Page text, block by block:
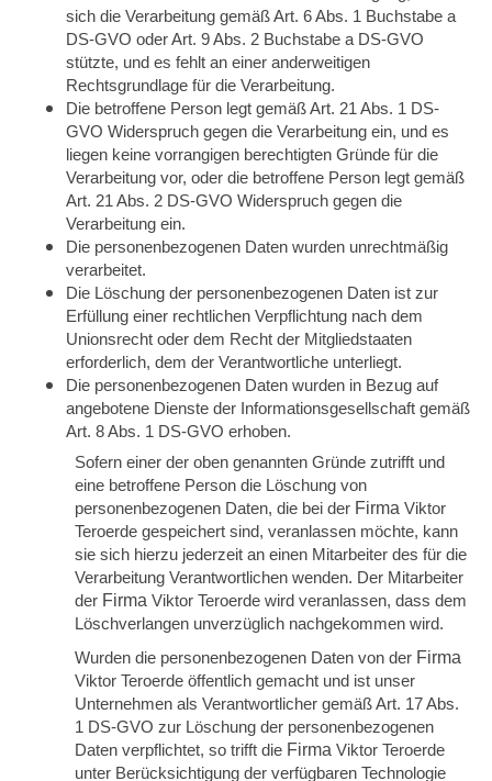
sich die Verarbeitung gemäß Art. 6 Abs. 1 Buchstabe a
DS-GVO oder Art. 9 Abs. 2 Buchstabe a DS-GVO
stützte, und es fehlt an einer anderweitigen
Rechtsgrundlage für die Verarbeitung.
Die betroffene Person legt gemäß Art. 21 Abs. 1 DS-
GVO Widerspruch gegen die Verarbeitung ein, und es
liegen keine vorrangigen berechtigten Gründe für die
Verarbeitung vor, oder die betroffene Person legt gemäß
Art. 21 Abs. 2 DS-GVO Widerspruch gegen die
Verarbeitung ein.
Die personenbezogenen Daten wurden unrechtmäßig
verarbeitet.
Die Löschung der personenbezogenen Daten ist zur
Erfüllung einer rechtlichen Verpflichtung nach dem
Unionsrecht oder dem Recht der Mitgliedstaaten
erforderlich, dem der Verantwortliche unterliegt.
Die personenbezogenen Daten wurden in Bezug auf
angebotene Dienste der Informationsgesellschaft gemäß
Art. 8 Abs. 1 DS-GVO erhoben.
Sofern einer der oben genannten Gründe zutrifft und
eine betroffene Person die Löschung von
personenbezogenen Daten, die bei der Firma Viktor
Teroerde gespeichert sind, veranlassen möchte, kann
sie sich hierzu jederzeit an einen Mitarbeiter des für die
Verarbeitung Verantwortlichen wenden. Der Mitarbeiter
der Firma Viktor Teroerde wird veranlassen, dass dem
Löschverlangen unverzüglich nachgekommen wird.
Wurden die personenbezogenen Daten von der Firma
Viktor Teroerde öffentlich gemacht und ist unser
Unternehmen als Verantwortlicher gemäß Art. 17 Abs.
1 DS-GVO zur Löschung der personenbezogenen
Daten verpflichtet, so trifft die Firma Viktor Teroerde
unter Berücksichtigung der verfügbaren Technologie